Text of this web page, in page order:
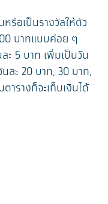
หรือเป็นรางวัลให้ตัว
บาทแบบค่อย ๆ
ะ 5 บาท เพิ่มเป็นวัน
ละ 20 บาท, 30 บาท,
ารางก็จะเก็บเงินได้